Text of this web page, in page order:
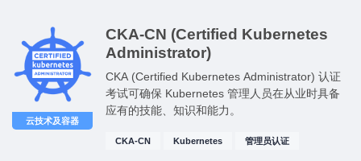
云技术及容器
CKA-CN (Certified Kubernetes
Administrator)
CKA (Certified Kubernetes Administrator) 认证
考试可确保 Kubernetes 管理人员在从业时具备
应有的技能、知识和能力。
CKA-CN Kubernetes 管理员认证